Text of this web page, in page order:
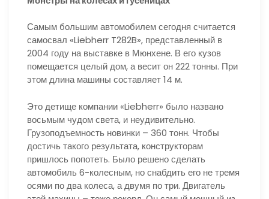
Самым большим автомобилем сегодня считается
самосвал «Liebherr T282B», представленный в
2004 году на выставке в Мюнхене. В его кузов
помещается целый дом, а весит он 222 тонны. При
этом длина машины составляет 14 м.
Это детище компании «Liebherr» было названо
восьмым чудом света, и неудивительно.
Грузоподъемность новинки – 360 тонн. Чтобы
достичь такого результата, конструкторам
пришлось попотеть. Было решено сделать
автомобиль 6-колесным, но снабдить его не тремя
осями по два колеса, а двумя по три. Двигатель